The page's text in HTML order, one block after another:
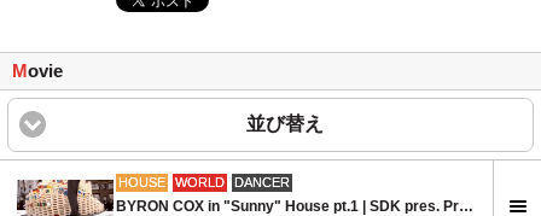
Movie
並び替え
HOUSE WORLD DANCER
BYRON COX in "Sunny" House pt.1 | SDK pres. Prague| Music by J. Feliciano